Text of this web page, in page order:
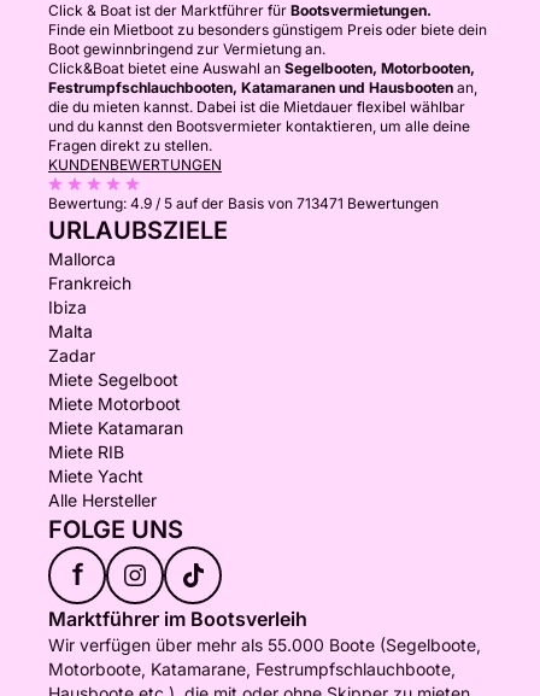
Click & Boat ist der Marktführer für Bootsvermietungen.
Finde ein Mietboot zu besonders günstigem Preis oder biete dein
Boot gewinnbringend zur Vermietung an.
Click&Boat bietet eine Auswahl an Segelbooten, Motorbooten,
Festrumpfschlauchbooten, Katamaranen und Hausbooten an,
die du mieten kannst. Dabei ist die Mietdauer flexibel wählbar
und du kannst den Bootsvermieter kontaktieren, um alle deine
Fragen direkt zu stellen.
KUNDENBEWERTUNGEN
Bewertung: 4.9 / 5 auf der Basis von 713471 Bewertungen
URLAUBSZIELE
Mallorca
Frankreich
Ibiza
Malta
Zadar
Miete Segelboot
Miete Motorboot
Miete Katamaran
Miete RIB
Miete Yacht
Alle Hersteller
FOLGE UNS
f
Marktführer im Bootsverleih
Wir verfügen über mehr als 55.000 Boote (Segelboote,
Motorboote, Katamarane, Festrumpfschlauchboote,